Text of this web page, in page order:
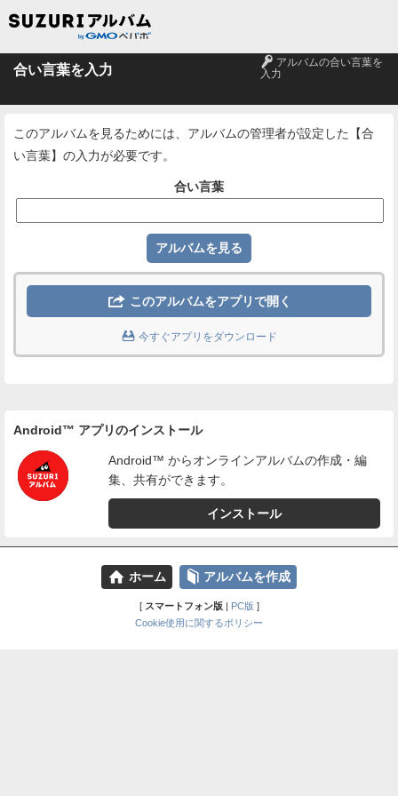
合い言葉を入力 🔑 アルバムの合い言葉を
入力
このアルバムを見るためには、アルバムの管理者が設定した【合
い言葉】の入力が必要です。
合い言葉
 このアルバムをアプリで開く
 今すぐアプリをダウンロード
Android™ アプリのインストール
Android™ からオンラインアルバムの作成・編
集、共有ができます。
インストール
⌂ ホーム 📕 アルバムを作成
[ スマートフォン版| PC版 ]
Cookie使用に関するポリシー